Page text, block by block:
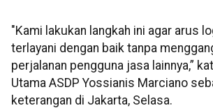
"Kami lakukan langkah ini agar arus
terlayani dengan baik tanpa
perjalanan pengguna jasa lainnya,”
Utama ASDP Yossianis Marciano
keterangan di Jakarta, Selasa.